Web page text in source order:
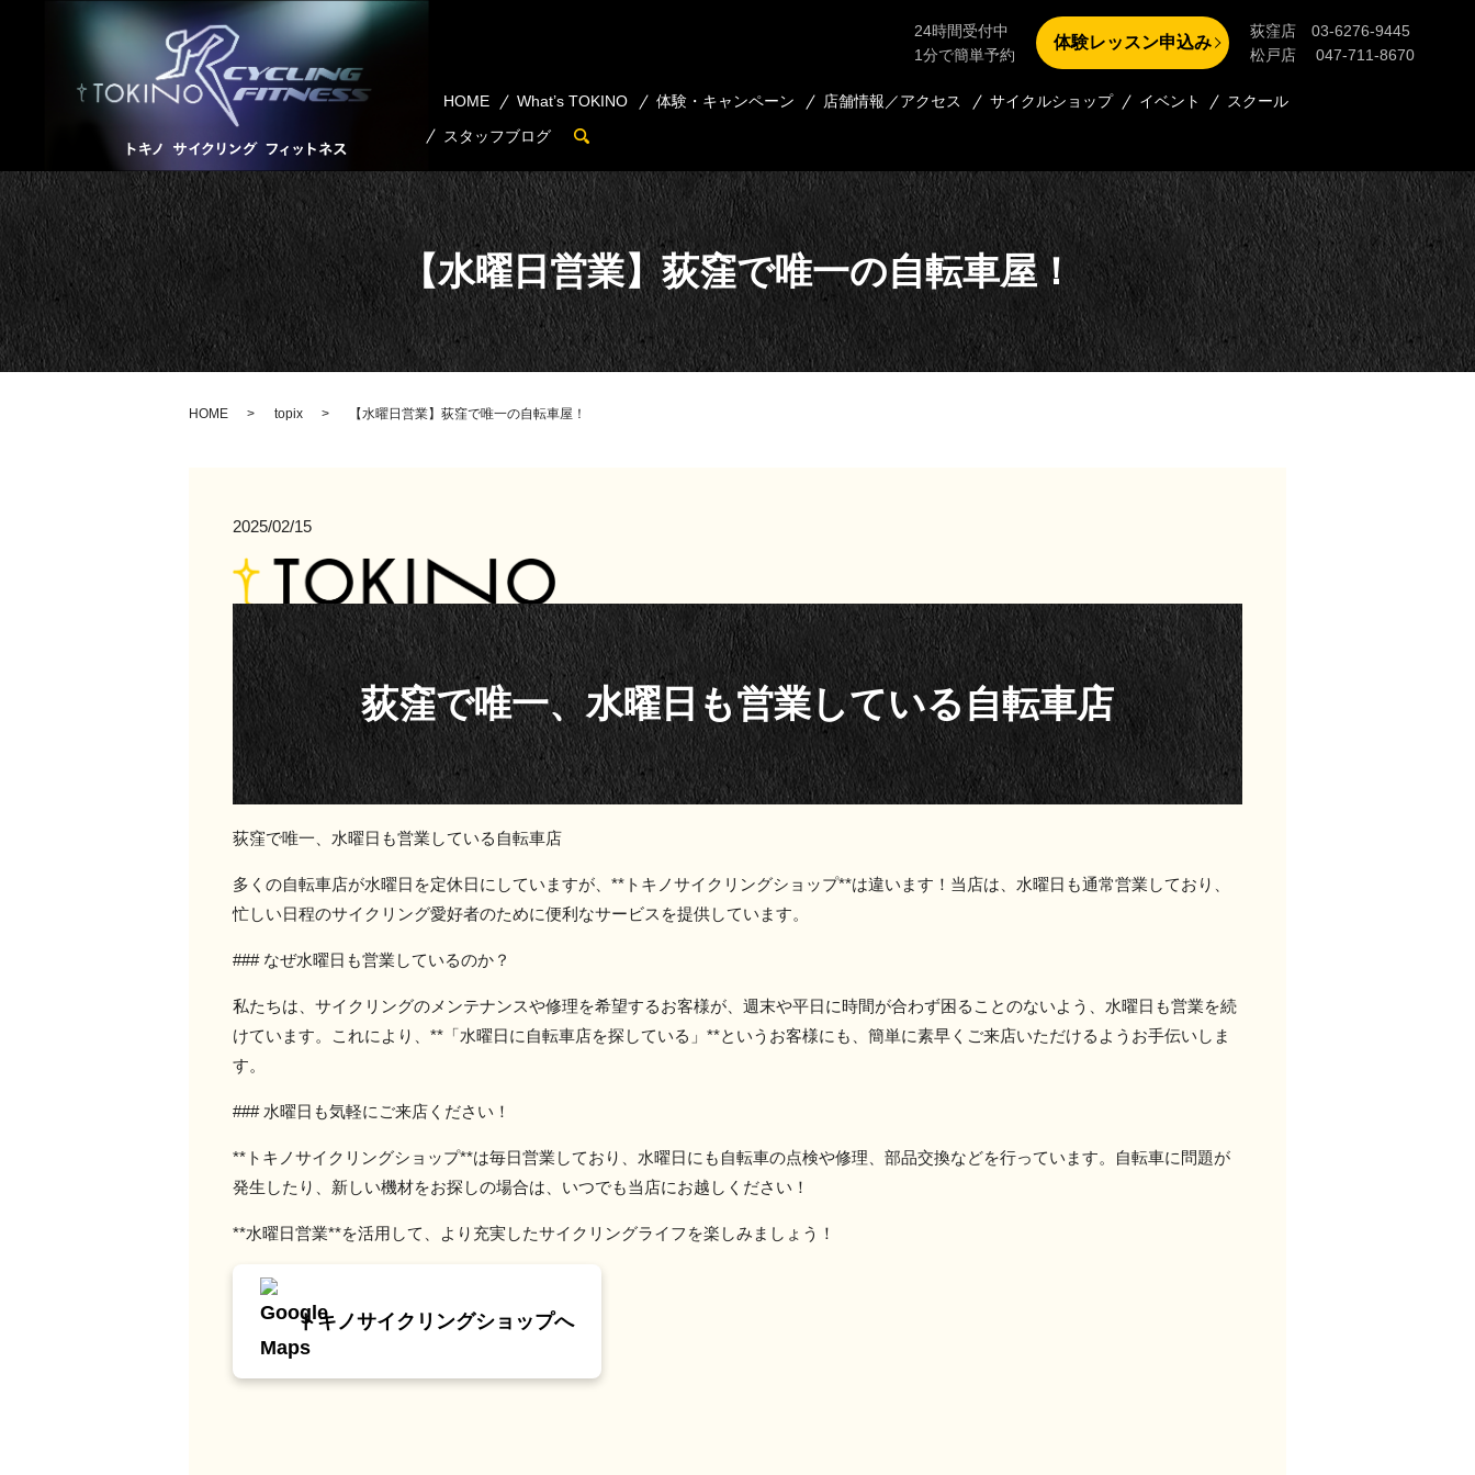
HOME What’s TOKINO 体験・キャンペーン 店舗情報／アクセス サイクルショップ イベント
スクール
スタッフブログ
search
24時間受付中
1分で簡単予約
体験レッスン申込み
荻窪店 03-6276-9445
松戸店 047-711-8670
【水曜日営業】荻窪で唯一の自転車屋！
HOME topix 【水曜日営業】荻窪で唯一の自転車屋！
2025/02/15
荻窪で唯一、水曜日も営業している自転車店
荻窪で唯一、水曜日も営業している自転車店
多くの自転車店が水曜日を定休日にしていますが、**トキノサイクリングショップ**は違います！当店は、水曜日も通常営業しており、
忙しい日程のサイクリング愛好者のために便利なサービスを提供しています。
### なぜ水曜日も営業しているのか？
私たちは、サイクリングのメンテナンスや修理を希望するお客様が、週末や平日に時間が合わず困ることのないよう、水曜日も営業を続
けています。これにより、**「水曜日に自転車店を探している」**というお客様にも、簡単に素早くご来店いただけるようお手伝いしま
す。
### 水曜日も気軽にご来店ください！
**トキノサイクリングショップ**は毎日営業しており、水曜日にも自転車の点検や修理、部品交換などを行っています。自転車に問題が
発生したり、新しい機材をお探しの場合は、いつでも当店にお越しください！
**水曜日営業**を活用して、より充実したサイクリングライフを楽しみましょう！
トキノサイクリングショップへ